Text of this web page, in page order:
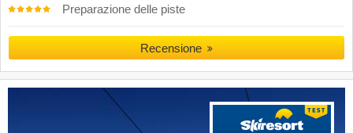
Preparazione delle piste
Recensione